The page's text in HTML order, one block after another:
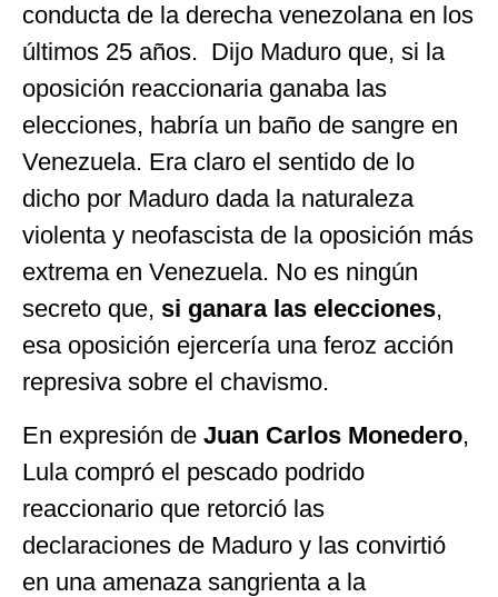
conducta de la derecha venezolana en los
últimos 25 años. Dijo Maduro que, si la
oposición reaccionaria ganaba las
elecciones, habría un baño de sangre en
Venezuela. Era claro el sentido de lo
dicho por Maduro dada la naturaleza
violenta y neofascista de la oposición más
extrema en Venezuela. No es ningún
secreto que, si ganara las elecciones,
esa oposición ejercería una feroz acción
represiva sobre el chavismo.
En expresión de Juan Carlos Monedero,
Lula compró el pescado podrido
reaccionario que retorció las
declaraciones de Maduro y las convirtió
en una amenaza sangrienta a la